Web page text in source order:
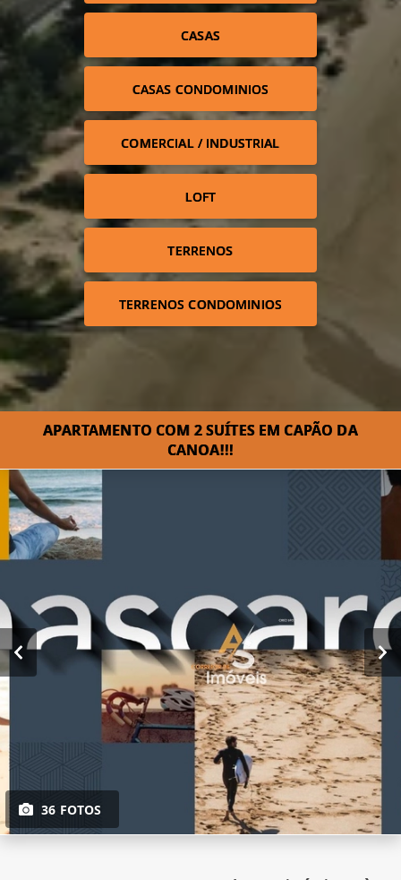
CASAS
CASAS CONDOMINIOS
COMERCIAL / INDUSTRIAL
LOFT
TERRENOS
TERRENOS CONDOMINIOS
APARTAMENTO COM 2 SUÍTES EM CAPÃO DA
CANOA!!!
36 FOTOS